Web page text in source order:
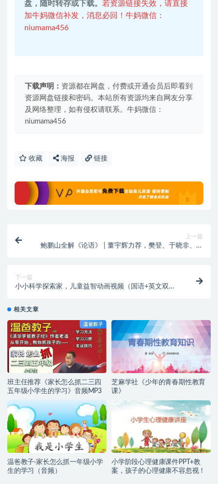
盘，随时转存或下载。 若资源链接失效，请直接
加牛妈微信补发，消息必回！牛妈微信：
niumama456
下载声明： 资源都在网盘，付费或开通会员后即看到
资源网盘链接和密码。本站所有资源均来自网友分享
及网络整理，如有侵权请联系。牛妈微信：
niumama456
收藏 海报 链接
上一篇
鲍鹏山全解《论语》 | 董宇辉力荐，樊登、于晓非、郦
下一篇
小小科学探索家，儿童益智动画视频（国语+英文双语
相关文章
班主任推荐《家长怎么抓二三四
五年级小学生的学习》音频MP3
芝麻学社《少年的青春期性教育
课》
温爸教子·家长怎么抓一年级小学
生的学习（音频）
小学阶段心理健康课件PPT+教
案，孩子的心理健康不容忽视！